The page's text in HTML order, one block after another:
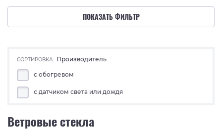
ПОКАЗАТЬ ФИЛЬТР
СОРТИРОВКА: Производитель
с обогревом
с датчиком света или дождя
Ветровые стекла